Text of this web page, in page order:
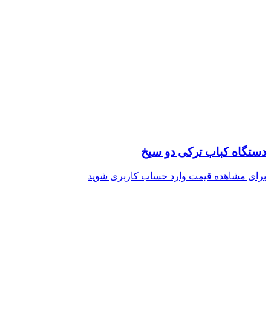
دستگاه کباب ترکی دو سیخ
برای مشاهده قیمت وارد حساب کاربری شوید